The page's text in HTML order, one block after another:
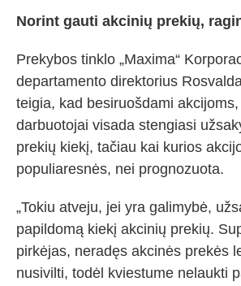
Norint gauti akcinių prekių,
Prekybos tinklo „Maxima“
departamento direktorius
teigia, kad besiruošdami
darbuotojai visada stengiasi
prekių kiekį, tačiau kai kurios
populiaresnės, nei prognozuota.
„Tokiu atveju, jei yra galimybė,
papildomą kiekį akcinių prekių.
pirkėjas, neradęs akcinės prekės
nusivilti, todėl kviestume nelaukti